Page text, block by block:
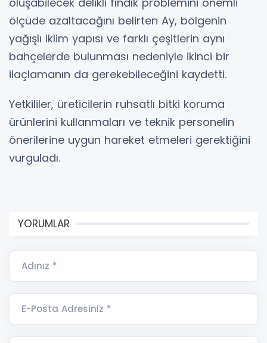
ölçüde azaltacağını belirten Ay, bölgenin
yağışlı iklim yapısı ve farklı çeşitlerin aynı
bahçelerde bulunması nedeniyle ikinci bir
ilaçlamanın da gerekebileceğini kaydetti.
Yetkililer, üreticilerin ruhsatlı bitki koruma
ürünlerini kullanmaları ve teknik personelin
önerilerine uygun hareket etmeleri gerektiğini
vurguladı.
YORUMLAR
Adınız *
E-Posta Adresiniz *